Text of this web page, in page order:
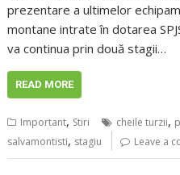
prezentare a ultimelor
montane intrate în dotarea
va continua prin două stagii…
READ MORE
Important, Stiri cheile turzii,
salvamontisti, stagiu Leave a